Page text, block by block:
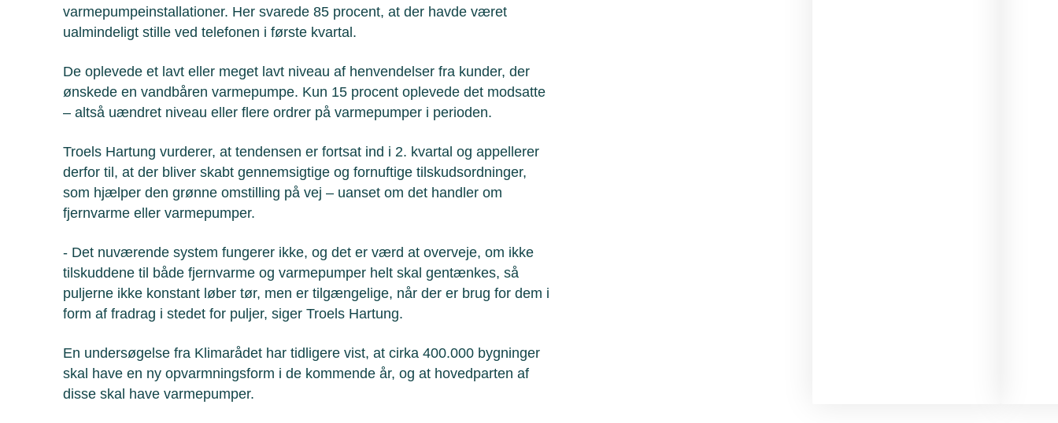
varmepumpeinstallationer. Her svarede 85 procent, at der havde været
ualmindeligt stille ved telefonen i første kvartal.
De oplevede et lavt eller meget lavt niveau af henvendelser fra kunder, der
ønskede en vandbåren varmepumpe. Kun 15 procent oplevede det modsatte
– altså uændret niveau eller flere ordrer på varmepumper i perioden.
Troels Hartung vurderer, at tendensen er fortsat ind i 2. kvartal og appellerer
derfor til, at der bliver skabt gennemsigtige og fornuftige tilskudsordninger,
som hjælper den grønne omstilling på vej – uanset om det handler om
fjernvarme eller varmepumper.
- Det nuværende system fungerer ikke, og det er værd at overveje, om ikke
tilskuddene til både fjernvarme og varmepumper helt skal gentænkes, så
puljerne ikke konstant løber tør, men er tilgængelige, når der er brug for dem i
form af fradrag i stedet for puljer, siger Troels Hartung.
En undersøgelse fra Klimarådet har tidligere vist, at cirka 400.000 bygninger
skal have en ny opvarmningsform i de kommende år, og at hovedparten af
disse skal have varmepumper.